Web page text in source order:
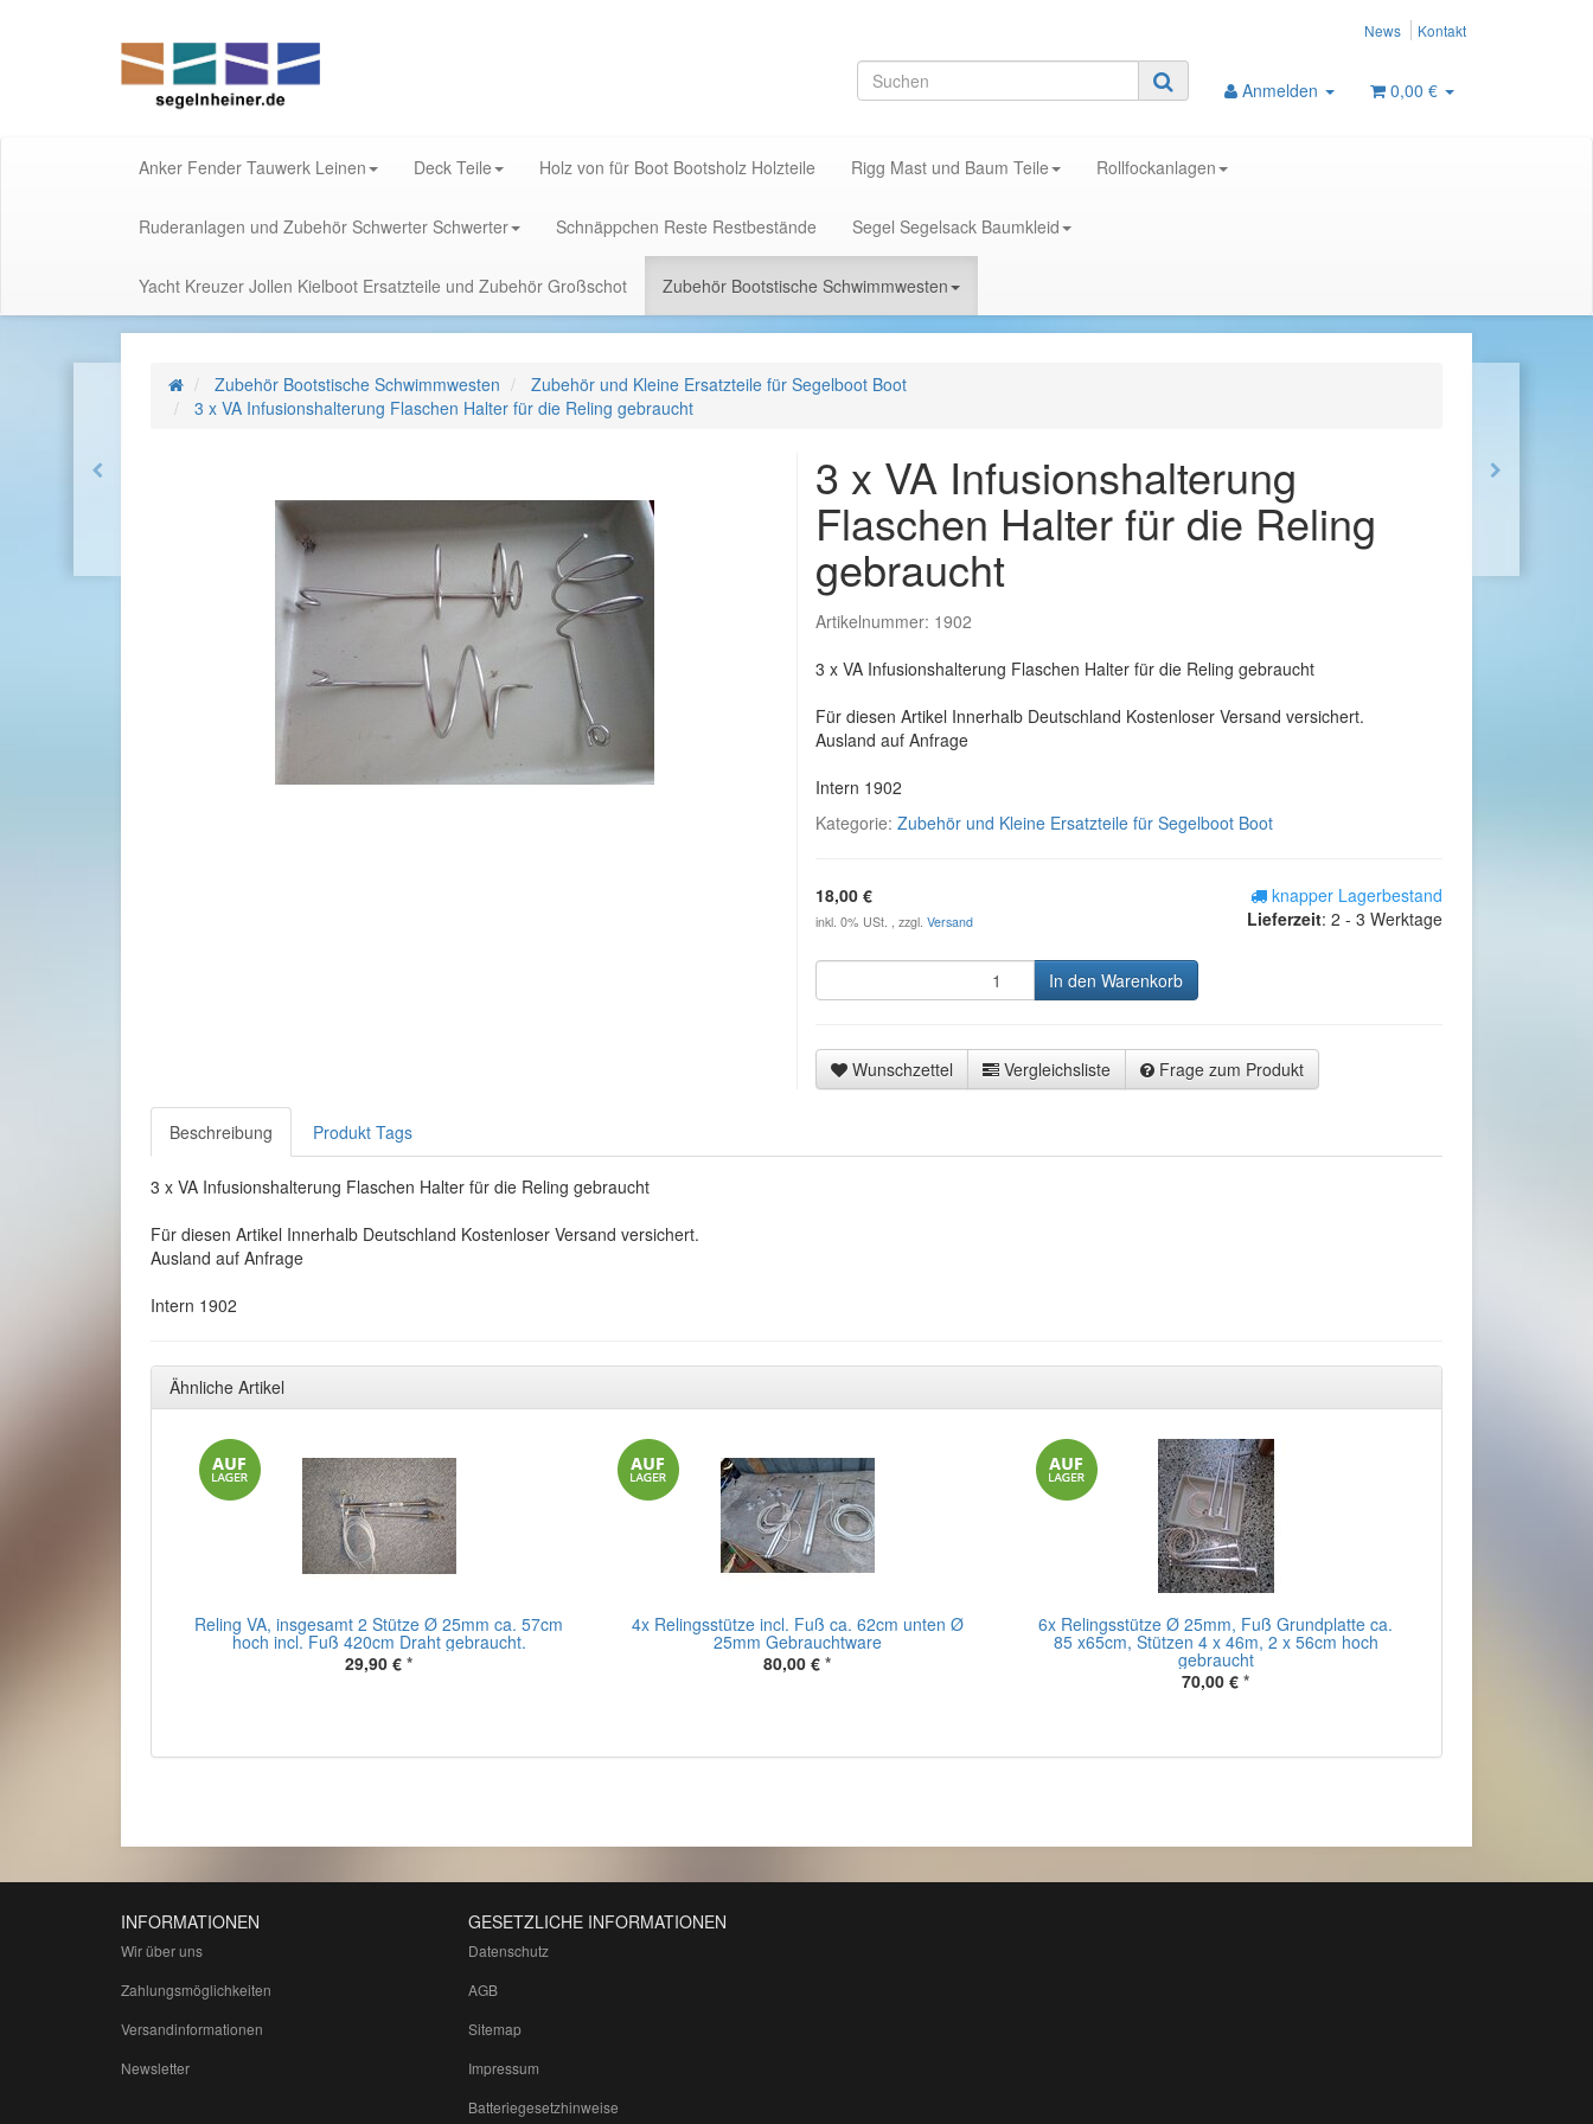
News Kontakt
Anmelden 0,00 €
Anker Fender Tauwerk Leinen Deck Teile Holz von für Boot Bootsholz Holzteile Rigg Mast und Baum Teile Rollfockanlagen
Ruderanlagen und Zubehör Schwerter Schwerter Schnäppchen Reste Restbestände Segel Segelsack Baumkleid
Yacht Kreuzer Jollen Kielboot Ersatzteile und Zubehör Großschot Zubehör Bootstische Schwimmwesten
Zubehör Bootstische Schwimmwesten
Zubehör und Kleine Ersatzteile für Segelboot Boot
3 x VA Infusionshalterung Flaschen Halter für die Reling gebraucht
3 x VA Infusionshalterung
Flaschen Halter für die Reling
gebraucht
Artikelnummer: 1902
3 x VA Infusionshalterung Flaschen Halter für die Reling gebraucht
Für diesen Artikel Innerhalb Deutschland Kostenloser Versand versichert.
Ausland auf Anfrage
Intern 1902
Kategorie: Zubehör und Kleine Ersatzteile für Segelboot Boot
18,00 €
inkl. 0% USt. , zzgl. Versand
knapper Lagerbestand
Lieferzeit: 2 - 3 Werktage
In den Warenkorb
Wunschzettel Vergleichsliste Frage zum Produkt
Beschreibung Produkt Tags
3 x VA Infusionshalterung Flaschen Halter für die Reling gebraucht
Für diesen Artikel Innerhalb Deutschland Kostenloser Versand versichert.
Ausland auf Anfrage
Intern 1902
Ähnliche Artikel
Reling VA, insgesamt 2 Stütze Ø 25mm ca. 57cm
hoch incl. Fuß 420cm Draht gebraucht.
29,90 € *
4x Relingsstütze incl. Fuß ca. 62cm unten Ø
25mm Gebrauchtware
80,00 € *
6x Relingsstütze Ø 25mm, Fuß Grundplatte ca.
85 x65cm, Stützen 4 x 46m, 2 x 56cm hoch
gebraucht
70,00 € *
INFORMATIONEN
Wir über uns
Zahlungsmöglichkeiten
Versandinformationen
Newsletter
GESETZLICHE INFORMATIONEN
Datenschutz
AGB
Sitemap
Impressum
Batteriegesetzhinweise